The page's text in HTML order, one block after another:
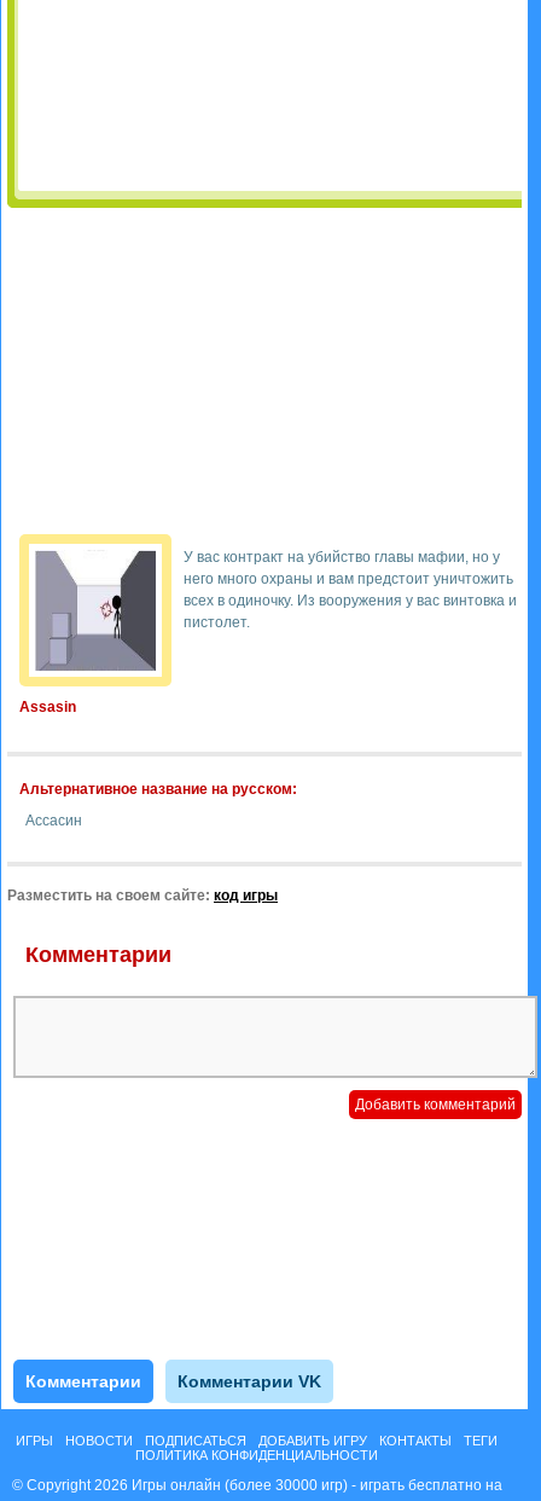
Assasin
У вас контракт на убийство главы мафии, но у
него много охраны и вам предстоит уничтожить
всех в одиночку. Из вооружения у вас винтовка и
пистолет.
Альтернативное название на русском:
Ассасин
Разместить на своем сайте: код игры
Комментарии
Комментарии Комментарии VK
ИГРЫ НОВОСТИ ПОДПИСАТЬСЯ ДОБАВИТЬ ИГРУ КОНТАКТЫ
ТЕГИ
ПОЛИТИКА КОНФИДЕНЦИАЛЬНОСТИ
© Copyright 2026 Игры онлайн (более 30000 игр) - играть бесплатно на